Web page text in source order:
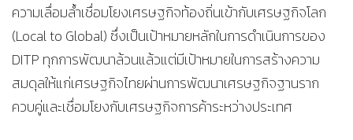
ความเลื่อมล้ำเชื่อมโยงเศรษฐกิจท้องถิ่นเข้ากับเศรษฐกิจโลก
(Local to Global) ซึ่งเป็นเป้าหมายหลักในการดำเนินการของ
DITP ทุกการพัฒนาล้วนแล้วแต่มีเป้าหมายในการสร้างความ
สมดุลให้แก่เศรษฐกิจไทยผ่านการพัฒนาเศรษฐกิจฐานราก
ควบคู่และเชื่อมโยงกับเศรษฐกิจการค้าระหว่างประเทศ